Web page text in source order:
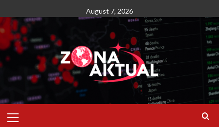
to
content
August 7, 2026
Menu